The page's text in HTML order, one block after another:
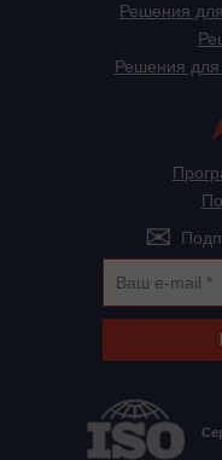
Решения
Решения для